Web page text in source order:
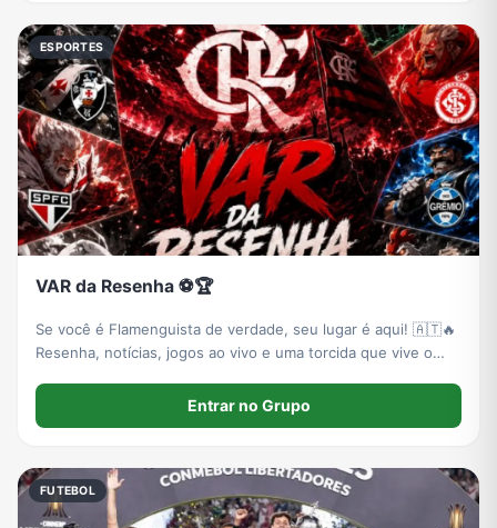
ESPORTES
VAR da Resenha ⚽🏆
Se você é Flamenguista de verdade, seu lugar é aqui! 🇦🇹🔥
Resenha, notícias, jogos ao vivo e uma torcida que vive o
Entrar no Grupo
FUTEBOL